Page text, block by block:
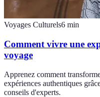
Voyages Culturels6 min
Comment vivre une
voyage
Apprenez comment
expériences authentiques
conseils d'experts.